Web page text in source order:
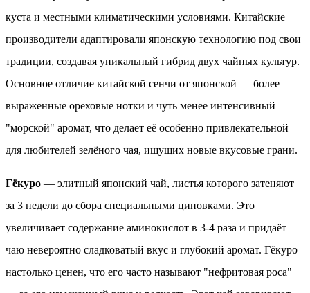
куста и местными климатическими условиями. Китайские
производители адаптировали японскую технологию под свои
традиции, создавая уникальный гибрид двух чайных культур.
Основное отличие китайской сенчи от японской — более
выраженные ореховые нотки и чуть менее интенсивный
"морской" аромат, что делает её особенно привлекательной
для любителей зелёного чая, ищущих новые вкусовые грани.
Гёкуро — элитный японский чай, листья которого затеняют
за 3 недели до сбора специальными циновками. Это
увеличивает содержание аминокислот в 3-4 раза и придаёт
чаю невероятно сладковатый вкус и глубокий аромат. Гёкуро
настолько ценен, что его часто называют "нефритовая роса"